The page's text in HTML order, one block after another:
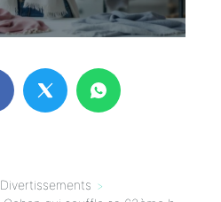
Divertissements